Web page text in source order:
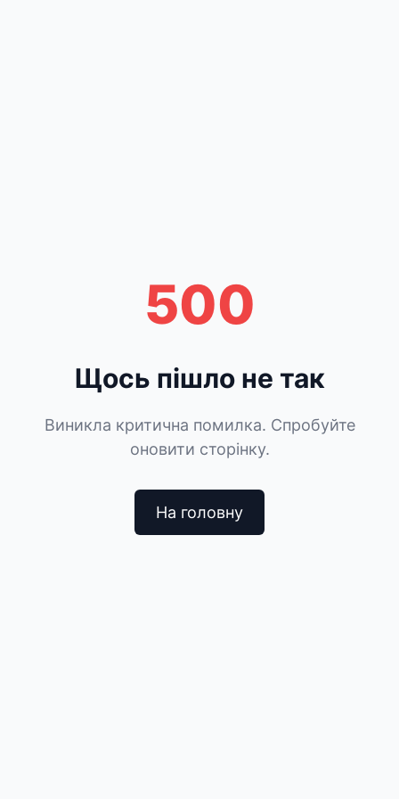
500
Щось пішло не так
Виникла критична помилка. Спробуйте
оновити сторінку.
На головну